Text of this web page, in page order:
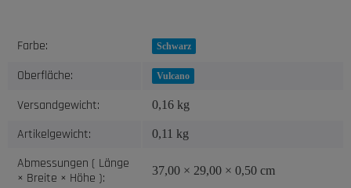
Produkteigenschaft
Wert
Farbe: Schwarz
Oberfläche: Vulcano
Versandgewicht: 0,16 kg
Artikelgewicht: 0,11 kg
Abmessungen ( Länge
× Breite × Höhe ):
37,00 × 29,00 × 0,50 cm